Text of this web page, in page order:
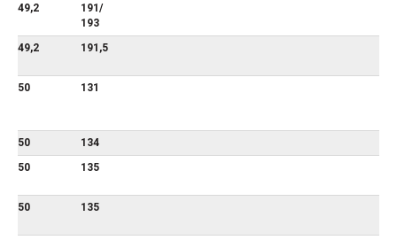
49,2
191/
193
49,2
191,5
50 131
50
134
50
135
50 135